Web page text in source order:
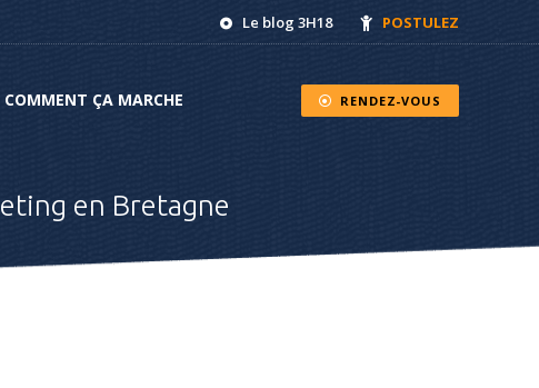
Le blog 3H18 POSTULEZ
COMMENT ÇA MARCHE RENDEZ-VOUS
en Bretagne
ÇA MARCHE